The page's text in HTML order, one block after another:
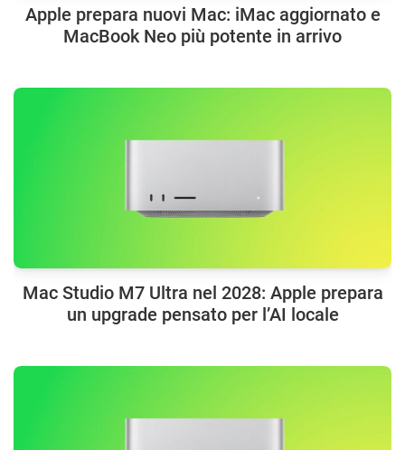
Apple prepara nuovi Mac: iMac aggiornato e
MacBook Neo più potente in arrivo
Mac Studio M7 Ultra nel 2028: Apple prepara
un upgrade pensato per l’AI locale